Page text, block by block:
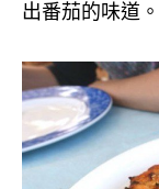
出番茄的味道。